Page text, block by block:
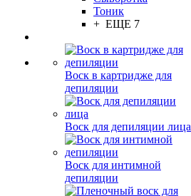
Тоник
+ ЕЩЕ 7
Воск в картридже для
депиляции
Воск для депиляции лица
Воск для интимной
депиляции